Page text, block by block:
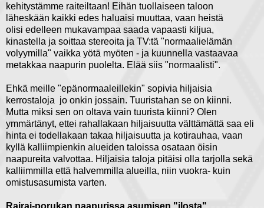
kehitystämme raiteiltaan! Eihän tuollaiseen taloon
läheskään kaikki edes haluaisi muuttaa, vaan heistä
olisi edelleen mukavampaa saada vapaasti kiljua,
kinastella ja soittaa stereoita ja TV:tä "normaalielämän
volyymilla" vaikka yötä myöten - ja kuunnella vastaavaa
metakkaa naapurin puolelta. Elää siis "normaalisti".
Ehkä meille "epänormaaleillekin" sopivia hiljaisia
kerrostaloja jo onkin jossain. Tuuristahan se on kiinni.
Mutta miksi sen on oltava vain tuurista kiinni? Olen
ymmärtänyt, ettei rahallakaan hiljaisuutta välttämättä saa eli
hinta ei todellakaan takaa hiljaisuutta ja kotirauhaa, vaan
kyllä kalliimpienkin alueiden taloissa osataan öisin
naapureita valvottaa. Hiljaisia taloja pitäisi olla tarjolla sekä
kalliimmilla että halvemmilla alueilla, niin vuokra- kuin
omistusasumista varten.
Rairai-porukan naapurissa asumisen "ilosta"